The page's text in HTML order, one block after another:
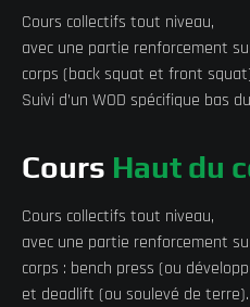
Cours collectifs tout niveau,
avec une partie renforcement
corps (back squat et front
Suivi d’un WOD spécifique bas
Cours Haut du
Cours collectifs tout niveau,
avec une partie renforcement
corps : bench press (ou
et deadlift (ou soulevé de terre).